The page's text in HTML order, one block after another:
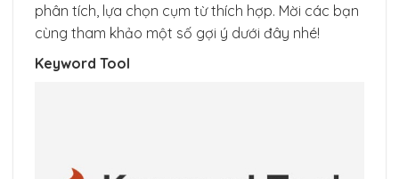
phân tích, lựa chọn cụm từ thích hợp. Mời các bạn
cùng tham khảo một số gợi ý dưới đây nhé!
Keyword Tool